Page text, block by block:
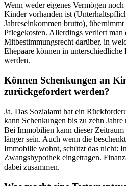
Wenn weder eigenes Vermögen
Kinder vorhanden ist
Jahreseinkommen brutto),
Pflegekosten. Allerdings verliert man
Mitbestimmungsrecht darüber, in
Ehepaare können in
werden.
Können Schenkungen an
zurückgefordert werden?
Ja. Das Sozialamt hat ein
kann Schenkungen bis zu zehn
Bei Immobilien kann dieser Zeitraum
länger sein. Auch wenn die
Immobilie wohnt, schützt das nicht:
Zwangshypothek eingetragen.
dabei zusammen.